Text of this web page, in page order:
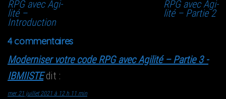
RPG avec Agi­
li­té –
Introduction
RPG avec Agi­
li­té – Par­tie 2
4 commentaires
Moderniser votre code RPG avec Agilité – Partie 3 -
IBMIISTE dit :
mer 21 juillet 2021 à 12 h 11 min